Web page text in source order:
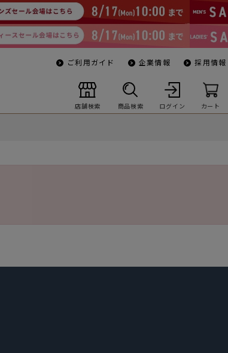
ご利用ガイド 企業情報 採用情報
店舗検索 商品検索 ログイン カート